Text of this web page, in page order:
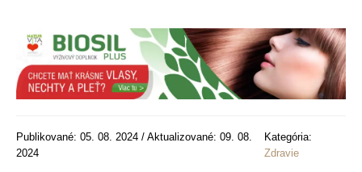
Publikované: 05. 08. 2024 / Aktualizované: 09. 08.
2024
Kategória:
Zdravie